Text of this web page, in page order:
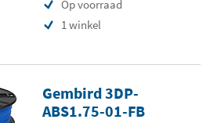
Op voorraad
1 winkel
Gembird 3DP-
ABS1.75-01-FB